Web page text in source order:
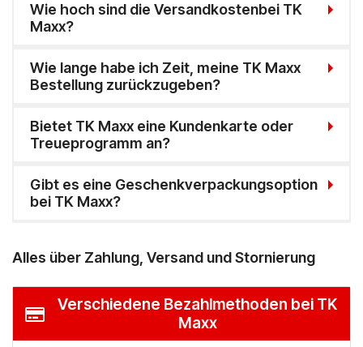
Wie hoch sind die Versandkostenbei TK
Maxx?
Wie lange habe ich Zeit, meine TK Maxx
Bestellung zurückzugeben?
Bietet TK Maxx eine Kundenkarte oder
Treueprogramm an?
Gibt es eine Geschenkverpackungsoption
bei TK Maxx?
Alles über Zahlung, Versand und Stornierung
Verschiedene Bezahlmethoden bei TK
Maxx